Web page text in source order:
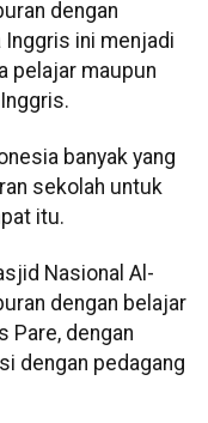
dengan
ini menjadi
pelajar maupun
banyak yang
sekolah untuk
itu.
Nasional Al-
dengan belajar
Pare, dengan
dengan pedagang